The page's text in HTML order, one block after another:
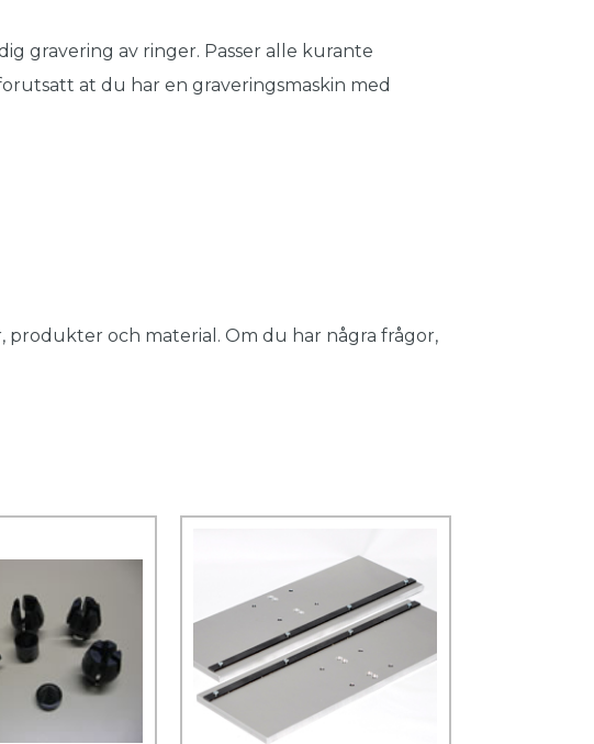
gravering av ringer. Passer alle kurante
at du har en graveringsmaskin med
och material. Om du har några frågor,